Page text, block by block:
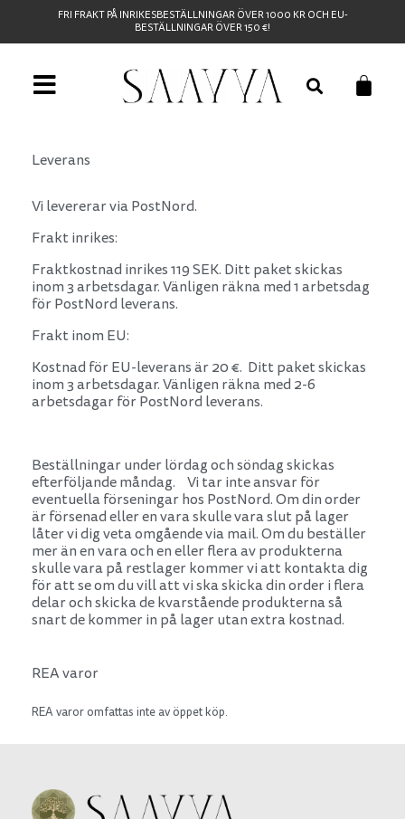
FRI FRAKT PÅ INRIKESBESTÄLLNINGAR ÖVER 1000 KR OCH EU-
BESTÄLLNINGAR ÖVER 150 €!
Leverans
Vi levererar via PostNord.
Frakt inrikes:
Fraktkostnad inrikes 119 SEK. Ditt paket skickas
inom 3 arbetsdagar. Vänligen räkna med 1 arbetsdag
för PostNord leverans.
Frakt inom EU:
Kostnad för EU-leverans är 20 €. Ditt paket skickas
inom 3 arbetsdagar. Vänligen räkna med 2-6
arbetsdagar för PostNord leverans.
Beställningar under lördag och söndag skickas
efterföljande måndag. Vi tar inte ansvar för
eventuella förseningar hos PostNord. Om din order
är försenad eller en vara skulle vara slut på lager
låter vi dig veta omgående via mail. Om du beställer
mer än en vara och en eller flera av produkterna
skulle vara på restlager kommer vi att kontakta dig
för att se om du vill att vi ska skicka din order i flera
delar och skicka de kvarstående produkterna så
snart de kommer in på lager utan extra kostnad.
REA varor
REA varor omfattas inte av öppet köp.